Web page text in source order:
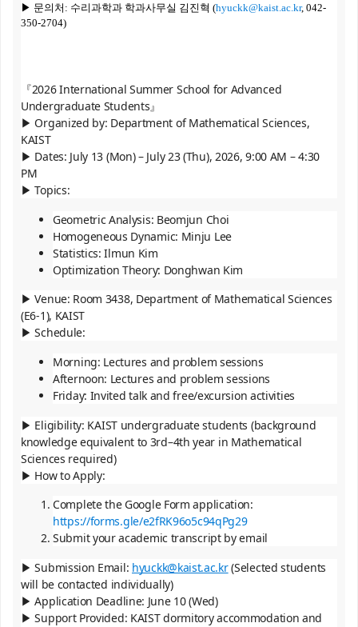
▶ 문의처: 수리과학과 학과사무실 김진혁 (hyuckk@kaist.ac.kr, 042-
350-2704)
『2026 International Summer School for Advanced
Undergraduate Students』
▶ Organized by: Department of Mathematical Sciences,
KAIST
▶ Dates: July 13 (Mon) – July 23 (Thu), 2026, 9:00 AM – 4:30
PM
▶ Topics:
Geometric Analysis: Beomjun Choi
Homogeneous Dynamic: Minju Lee
Statistics: Ilmun Kim
Optimization Theory: Donghwan Kim
▶ Venue: Room 3438, Department of Mathematical Sciences
(E6-1), KAIST
▶ Schedule:
Morning: Lectures and problem sessions
Afternoon: Lectures and problem sessions
Friday: Invited talk and free/excursion activities
▶ Eligibility: KAIST undergraduate students (background
knowledge equivalent to 3rd–4th year in Mathematical
Sciences required)
▶ How to Apply:
Complete the Google Form application:
https://forms.gle/e2fRK96o5c94qPg29
Submit your academic transcript by email
▶ Submission Email: hyuckk@kaist.ac.kr(Selected students
will be contacted individually)
▶ Application Deadline: June 10 (Wed)
▶ Support Provided: KAIST dormitory accommodation and